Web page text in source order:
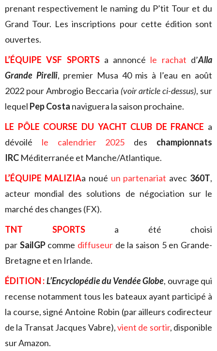
prenant respectivement le naming du P’tit Tour et du
Grand Tour. Les inscriptions pour cette édition sont
ouvertes.
L’ÉQUIPE VSF SPORTSa annoncé le rachat d’Alla
Grande Pirelli, premier Musa 40 mis à l’eau en août
2022 pour Ambrogio Beccaria (voir article ci-dessus), sur
lequel Pep Costa naviguera la saison prochaine.
LE PÔLE COURSE DU YACHT CLUB DE FRANCE a
dévoilé le calendrier 2025 des championnats
IRC Méditerranée et Manche/Atlantique.
L’ÉQUIPE MALIZIAa noué un partenariat avec 360T,
acteur mondial des solutions de négociation sur le
marché des changes (FX).
TNT SPORTSa été choisi
par SailGPcomme diffuseur de la saison 5 en Grande-
Bretagne et en Irlande.
ÉDITION :L’Encyclopédie du Vendée Globe, ouvrage qui
recense notamment tous les bateaux ayant participé à
la course, signé Antoine Robin (par ailleurs codirecteur
de la Transat Jacques Vabre),vient de sortir, disponible
sur Amazon.